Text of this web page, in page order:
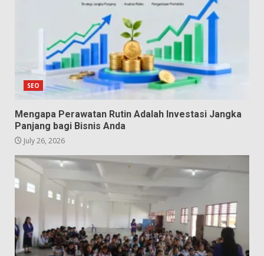
SEO
Mengapa Perawatan Rutin Adalah Investasi Jangka
Panjang bagi Bisnis Anda
July 26, 2026